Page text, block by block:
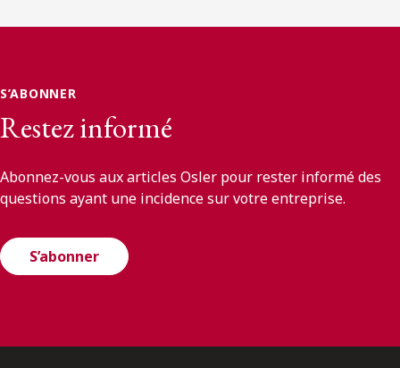
S’ABONNER
Restez informé
Abonnez-vous aux articles Osler pour rester informé des
questions ayant une incidence sur votre entreprise.
S’abonner